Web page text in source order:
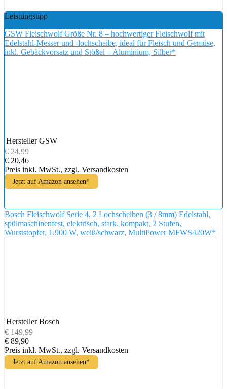
Leistungstipp
GSW Fleischwolf Größe Nr. 8 – hochwertiger Fleischwolf mit
Edelstahl-Messer und -lochscheibe, ideal für Fleisch und Gemüse,
inkl. Gebäckvorsatz und Stößel – Aluminium, Silber*
Hersteller GSW
€ 24,99
€ 20,46
Preis inkl. MwSt., zzgl. Versandkosten
Jetzt auf Amazon ansehen*
Bosch Fleischwolf Serie 4, 2 Lochscheiben (3 / 8mm) Edelstahl,
spülmaschinenfest, elektrisch, stark, kompakt, 2 Stufen,
Wurststopfer, 1.900 W, weiß/schwarz, MultiPower MFWS420W*
Hersteller Bosch
€ 149,99
€ 89,90
Preis inkl. MwSt., zzgl. Versandkosten
Jetzt auf Amazon ansehen*